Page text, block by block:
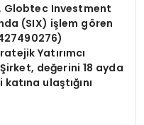
Globtec Investment
(SIX) işlem gören
Yatırımcı
irket, değerini 18 ayda
ulaştığını